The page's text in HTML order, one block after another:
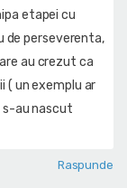
etapei cu
de perseverenta,
au crezut ca
( un exemplu ar
s-au nascut
Raspunde